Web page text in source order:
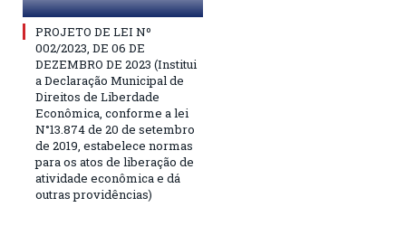
PROJETO DE LEI Nº
002/2023, DE 06 DE
DEZEMBRO DE 2023 (Institui
a Declaração Municipal de
Direitos de Liberdade
Econômica, conforme a lei
N°13.874 de 20 de setembro
de 2019, estabelece normas
para os atos de liberação de
atividade econômica e dá
outras providências)